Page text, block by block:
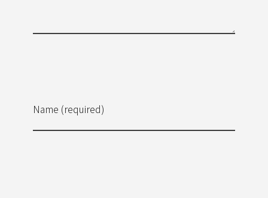
Name (required)